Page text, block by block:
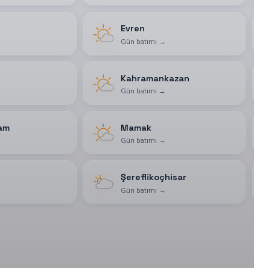
Evren
Gün batımı →
Kahramankazan
Gün batımı →
Mamak
Gün batımı →
Şereflikoçhisar
Gün batımı →